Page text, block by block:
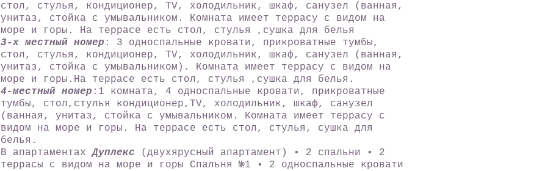
cтол, стулья, кондиционер, TV, холодильник, шкаф, санузел (ванная,
унитаз, cтойка с умывальником. Комната имеет террасу с видом на
море и горы. На террасе есть стол, стулья ,сушка для белья
3-х местный номер : 3 односпальные кровати, прикроватные тумбы,
стол, стулья, кондиционер, TV, холодильник, шкаф, санузел (ванная,
унитаз, cтойка с умывальником). Комната имеет террасу с видом на
море и горы.На террасе есть стол, стулья ,сушка для белья.
4-местный номер :1 комната, 4 односпальные кровати, прикроватные
тумбы, стол,стулья кондиционер,TV, холодильник, шкаф, санузел
(ванная, унитаз, cтойка с умывальником. Комната имеет террасу с
видом на море и горы. На террасе есть стол, стулья, сушка для
белья.
В апартаментахДуплекс
(двухярусный апартамент) • 2 спальни • 2
террасы с видом на море и горы Спальня №1 • 2 односпальные кровати